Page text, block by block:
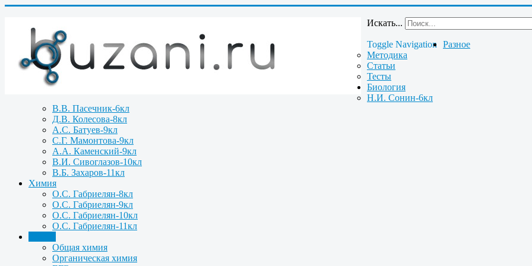
Искать...
Toggle Navigation
Разное
Методика
Статьи
Тесты
Биология
Н.И. Сонин-6кл
В.В. Пасечник-6кл
Д.В. Колесова-8кл
А.С. Батуев-9кл
С.Г. Мамонтова-9кл
А.А. Каменский-9кл
В.И. Сивоглазов-10кл
В.Б. Захаров-11кл
Химия
О.С. Габриелян-8кл
О.С. Габриелян-9кл
О.С. Габриелян-10кл
О.С. Габриелян-11кл
Общая химия
Органическая химия